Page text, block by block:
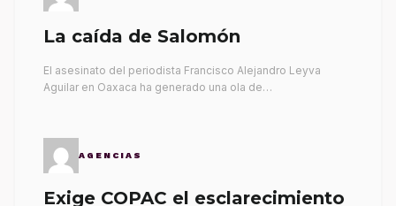
La caída de Salomón
El asesinato del periodista Francisco Alejandro Leyva
Aguilar en Oaxaca ha generado una ola de…
AGENCIAS
Exige COPAC el esclarecimiento